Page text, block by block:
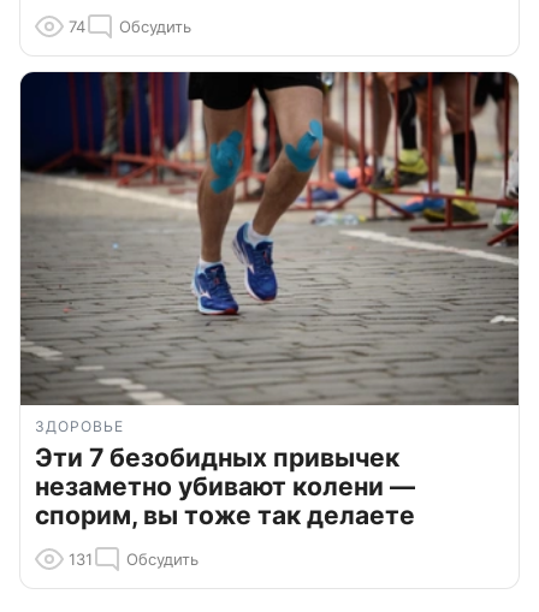
74 Обсудить
ЗДОРОВЬЕ
Эти 7 безобидных привычек
незаметно убивают колени —
спорим, вы тоже так делаете
131 Обсудить